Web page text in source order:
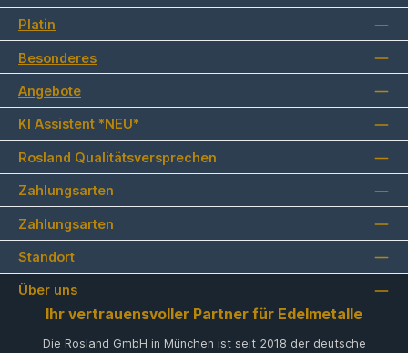
Platin
Besonderes
Angebote
KI Assistent *NEU*
Rosland Qualitätsversprechen
Zahlungsarten
Zahlungsarten
Standort
Über uns
Ihr vertrauensvoller Partner für Edelmetalle
Die Rosland GmbH in München ist seit 2018 der deutsche